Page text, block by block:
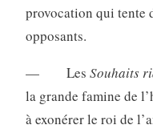
provocation qui tente
opposants.
— Les Souhaits
la grande famine de
à exonérer le roi de